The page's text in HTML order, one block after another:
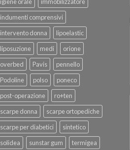
indumenti comprensivi
intervento donna
lipoelastic
liposuzione
medi
orione
overbed
Pavis
pennello
Podoline
polso
poneco
post-operazione
ro+ten
scarpe donna
scarpe ortopediche
scarpe per diabetici
sintetico
solidea
sunstar gum
termigea